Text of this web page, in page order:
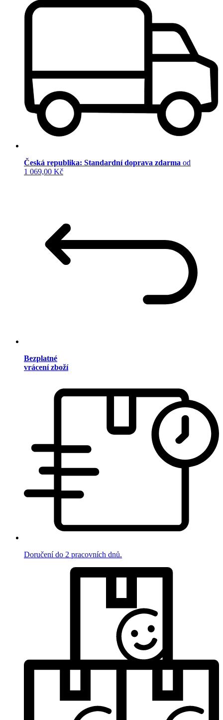
Česká republika: Standardní doprava zdarma od
1 069,00 Kč
Bezplatné
vrácení zboží
Doručení do 2 pracovních dnů.